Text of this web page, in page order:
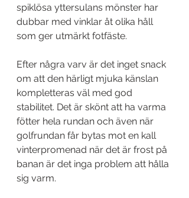
spiklösa yttersulans mönster har
dubbar med vinklar åt olika håll
som ger utmärkt fotfäste.
Efter några varv är det inget snack
om att den härligt mjuka känslan
kompletteras väl med god
stabilitet. Det är skönt att ha varma
fötter hela rundan och även när
golfrundan får bytas mot en kall
vinterpromenad när det är frost på
banan är det inga problem att hålla
sig varm.